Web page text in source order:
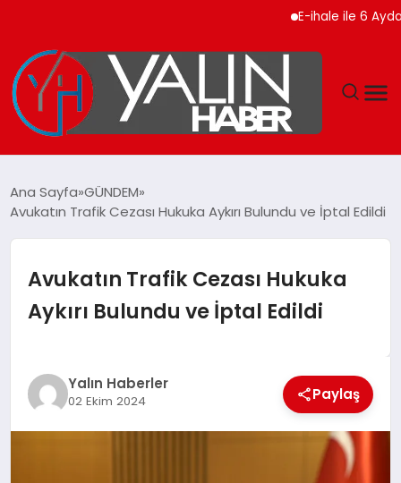
E-ihale ile 6 Ayda
DÜNYA
EKONOMİ
EĞİTİM
Ana Sayfa GÜNDEM
Avukatın Trafik Cezası Hukuka Aykırı Bulundu ve İptal Edildi
Avukatın Trafik Cezası Hukuka
Aykırı Bulundu ve İptal Edildi
Yalın Haberler
02 Ekim 2024 Paylaş